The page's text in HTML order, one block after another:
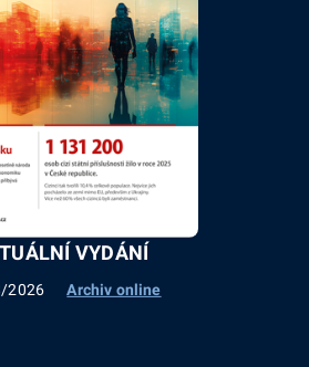
VYDÁNÍ
2026 Archiv online